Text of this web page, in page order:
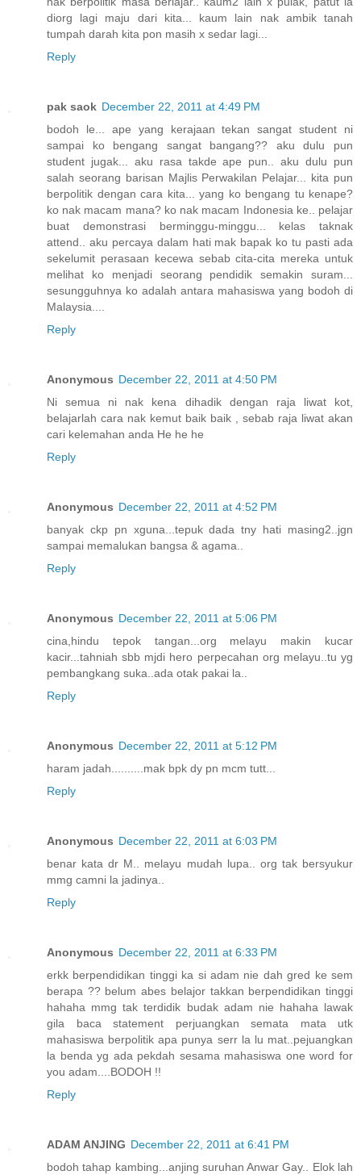
diorg lagi maju dari kita... kaum lain nak ambik tanah
tumpah darah kita pon masih x sedar lagi...
Reply
pak saok December 22, 2011 at 4:49 PM
bodoh le... ape yang kerajaan tekan sangat student ni
sampai ko bengang sangat bangang?? aku dulu pun
student jugak... aku rasa takde ape pun.. aku dulu pun
salah seorang barisan Majlis Perwakilan Pelajar... kita pun
berpolitik dengan cara kita... yang ko bengang tu kenape?
ko nak macam mana? ko nak macam Indonesia ke.. pelajar
buat demonstrasi berminggu-minggu... kelas taknak
attend.. aku percaya dalam hati mak bapak ko tu pasti ada
sekelumit perasaan kecewa sebab cita-cita mereka untuk
melihat ko menjadi seorang pendidik semakin suram...
sesungguhnya ko adalah antara mahasiswa yang bodoh di
Malaysia....
Reply
Anonymous December 22, 2011 at 4:50 PM
Ni semua ni nak kena dihadik dengan raja liwat kot,
belajarlah cara nak kemut baik baik , sebab raja liwat akan
cari kelemahan anda He he he
Reply
Anonymous December 22, 2011 at 4:52 PM
banyak ckp pn xguna...tepuk dada tny hati masing2..jgn
sampai memalukan bangsa & agama..
Reply
Anonymous December 22, 2011 at 5:06 PM
cina,hindu tepok tangan...org melayu makin kucar
kacir...tahniah sbb mjdi hero perpecahan org melayu..tu yg
pembangkang suka..ada otak pakai la..
Reply
Anonymous December 22, 2011 at 5:12 PM
haram jadah..........mak bpk dy pn mcm tutt...
Reply
Anonymous December 22, 2011 at 6:03 PM
benar kata dr M.. melayu mudah lupa.. org tak bersyukur
mmg camni la jadinya..
Reply
Anonymous December 22, 2011 at 6:33 PM
erkk berpendidikan tinggi ka si adam nie dah gred ke sem
berapa ?? belum abes belajor takkan berpendidikan tinggi
hahaha mmg tak terdidik budak adam nie hahaha lawak
gila baca statement perjuangkan semata mata utk
mahasiswa berpolitik apa punya serr la lu mat..pejuangkan
la benda yg ada pekdah sesama mahasiswa one word for
you adam....BODOH !!
Reply
ADAM ANJING December 22, 2011 at 6:41 PM
bodoh tahap kambing...anjing suruhan Anwar Gay.. Elok lah